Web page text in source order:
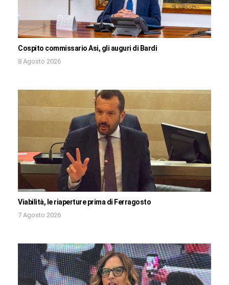
Cospito commissario Asi, gli auguri di Bardi
8 Agosto 2026
Viabilità, le riaperture prima di Ferragosto
7 Agosto 2026